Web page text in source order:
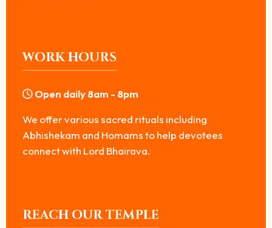
WORK HOURS
Open daily 8am - 8pm
We offer various sacred rituals including
Abhishekam and Homams to help devotees
connect with Lord Bhairava.
REACH OUR TEMPLE